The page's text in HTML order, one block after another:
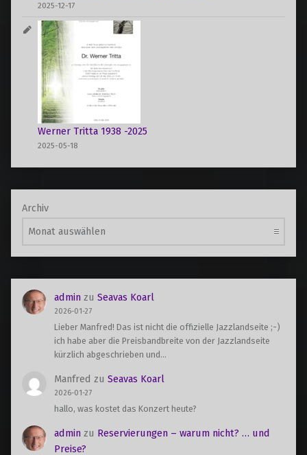
2025-12-17
Werner Tritta 1938 -2025
2025-05-18
Archiv
admin zuSeavas Koarl
2026-01-27
Lieber Manfred! Das ist nicht die offizielle Jazzlandseite ;-)
ich habe aber die Preisbandbreite von der Jazzlandseite
kürzlich abgeschrieben und…
Manfred zuSeavas Koarl
2026-01-27
hallo, was kostet das Konzert heute?
admin zu Reservierungen – warum nicht? … und
Preise?